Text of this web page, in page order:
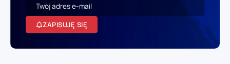
ZAPISUJĘ SIĘ